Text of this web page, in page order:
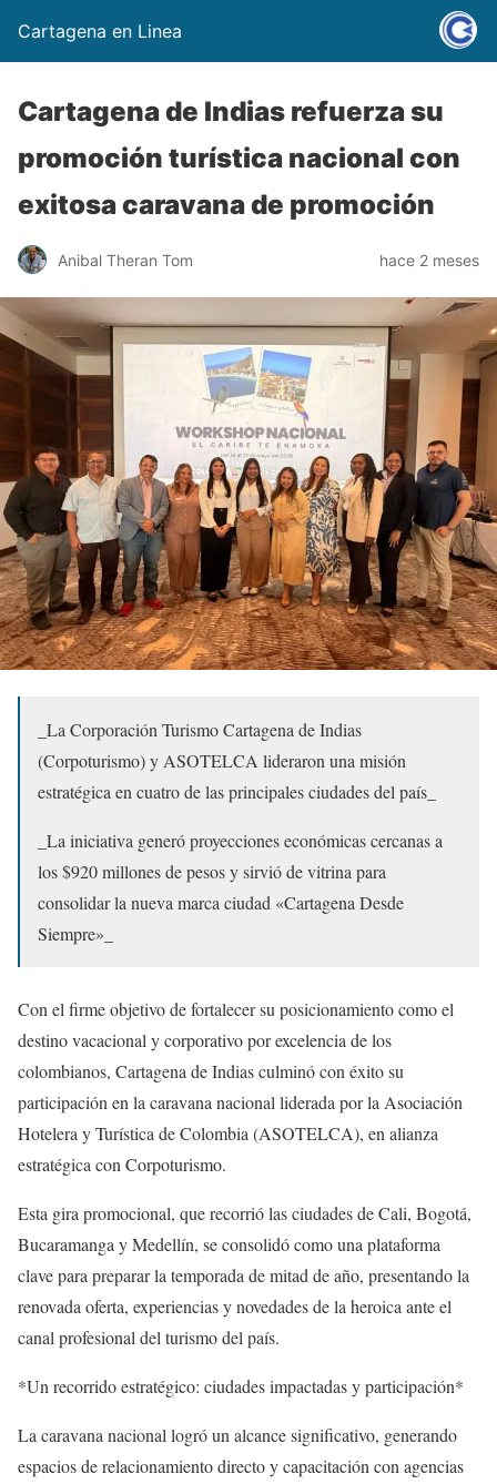
Cartagena en Linea
Cartagena de Indias refuerza su
promoción turística nacional con
exitosa caravana de promoción
Anibal Theran Tom hace 2 meses
_La Corporación Turismo Cartagena de Indias
(Corpoturismo) y ASOTELCA lideraron una misión
estratégica en cuatro de las principales ciudades del país_
_La iniciativa generó proyecciones económicas cercanas a
los $920 millones de pesos y sirvió de vitrina para
consolidar la nueva marca ciudad «Cartagena Desde
Siempre»_
Con el firme objetivo de fortalecer su posicionamiento como el
destino vacacional y corporativo por excelencia de los
colombianos, Cartagena de Indias culminó con éxito su
participación en la caravana nacional liderada por la Asociación
Hotelera y Turística de Colombia (ASOTELCA), en alianza
estratégica con Corpoturismo.
Esta gira promocional, que recorrió las ciudades de Cali, Bogotá,
Bucaramanga y Medellín, se consolidó como una plataforma
clave para preparar la temporada de mitad de año, presentando la
renovada oferta, experiencias y novedades de la heroica ante el
canal profesional del turismo del país.
*Un recorrido estratégico: ciudades impactadas y participación*
La caravana nacional logró un alcance significativo, generando
espacios de relacionamiento directo y capacitación con agencias